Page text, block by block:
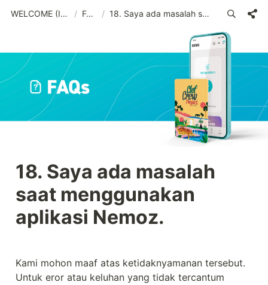
WELCOME (IND)_old / FAQs / 18. Saya ada masalah saat menggunakan aplikasi Nemoz.
18. Saya ada masalah
saat menggunakan
aplikasi Nemoz.
Kami mohon maaf atas ketidaknyamanan tersebut.
Untuk eror atau keluhan yang tidak tercantum